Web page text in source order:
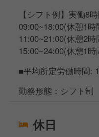
【シフト例】実働8
09:00~18:00(休憩1時
11:00~21:00(休憩2時
15:00~24:00(休憩1時
■平均所定労働時間:
勤務形態：シフト制
休日